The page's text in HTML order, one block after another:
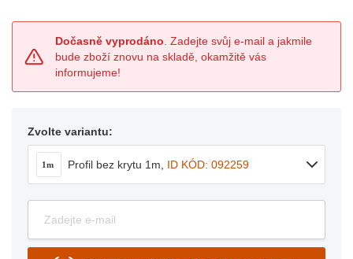
Dočasně vyprodáno. Zadejte svůj e-mail a jakmile
bude zboží znovu na skladě, okamžitě vás
informujeme!
Zvolte variantu:
1m Profil bez krytu 1m, ID KÓD: 092259